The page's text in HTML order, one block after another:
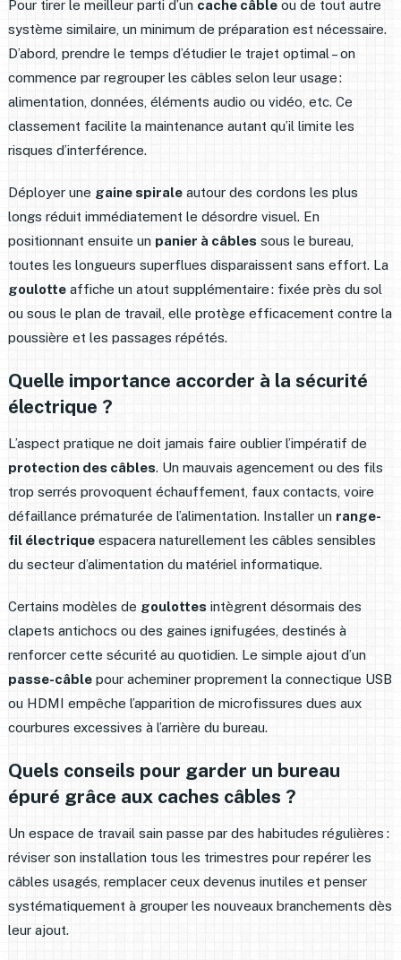
Pour tirer le meilleur parti d’un cache câbleou de tout autre
système similaire, un minimum de préparation est nécessaire.
D’abord, prendre le temps d’étudier le trajet optimal – on
commence par regrouper les câbles selon leur usage :
alimentation, données, éléments audio ou vidéo, etc. Ce
classement facilite la maintenance autant qu’il limite les
risques d’interférence.
Déployer une gaine spiraleautour des cordons les plus
longs réduit immédiatement le désordre visuel. En
positionnant ensuite un panier à câblessous le bureau,
toutes les longueurs superflues disparaissent sans effort. La
goulotteaffiche un atout supplémentaire : fixée près du sol
ou sous le plan de travail, elle protège efficacement contre la
poussière et les passages répétés.
Quelle importance accorder à la sécurité
électrique ?
L’aspect pratique ne doit jamais faire oublier l’impératif de
protection des câbles. Un mauvais agencement ou des fils
trop serrés provoquent échauffement, faux contacts, voire
défaillance prématurée de l’alimentation. Installer un range-
fil électriqueespacera naturellement les câbles sensibles
du secteur d’alimentation du matériel informatique.
Certains modèles de goulottesintègrent désormais des
clapets antichocs ou des gaines ignifugées, destinés à
renforcer cette sécurité au quotidien. Le simple ajout d’un
passe-câblepour acheminer proprement la connectique USB
ou HDMI empêche l’apparition de microfissures dues aux
courbures excessives à l’arrière du bureau.
Quels conseils pour garder un bureau
épuré grâce aux caches câbles ?
Un espace de travail sain passe par des habitudes régulières :
réviser son installation tous les trimestres pour repérer les
câbles usagés, remplacer ceux devenus inutiles et penser
systématiquement à grouper les nouveaux branchements dès
leur ajout.